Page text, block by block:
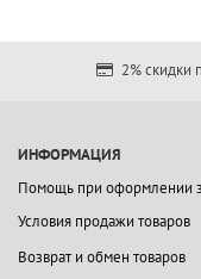
2% скидки
ИНФОРМАЦИЯ
Помощь при оформлении
Условия продажи товаров
Возврат и обмен товаров